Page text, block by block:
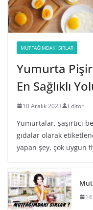
MUTFAĞIMDAKI SIRLAR
Yumurta
En Sağlıklı
10 Aralık 2023 Editör
Yumurtalar, şaşırtıcı
gıdalar olarak
yapan şey, çok uygun